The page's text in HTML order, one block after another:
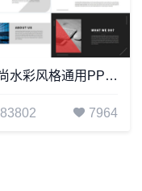
时尚水彩风格通用PPT模板(114)
83802 7964